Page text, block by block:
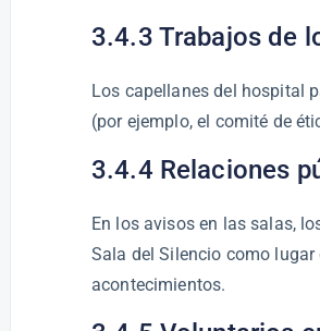
3.4.3 Trabajos de
Los capellanes del hospital
(por ejemplo, el comité de
3.4.4 Relaciones
En los avisos en las salas,
Sala del Silencio como
acontecimientos.